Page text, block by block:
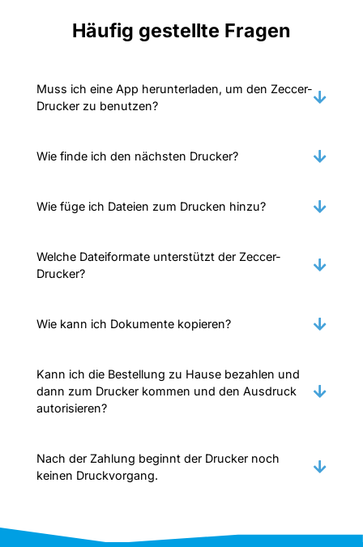
Häufig gestellte Fragen
Muss ich eine App herunterladen, um den Zeccer-
Drucker zu benutzen?
Wie finde ich den nächsten Drucker?
Wie füge ich Dateien zum Drucken hinzu?
Welche Dateiformate unterstützt der Zeccer-
Drucker?
Wie kann ich Dokumente kopieren?
Kann ich die Bestellung zu Hause bezahlen und
dann zum Drucker kommen und den Ausdruck
autorisieren?
Nach der Zahlung beginnt der Drucker noch
keinen Druckvorgang.